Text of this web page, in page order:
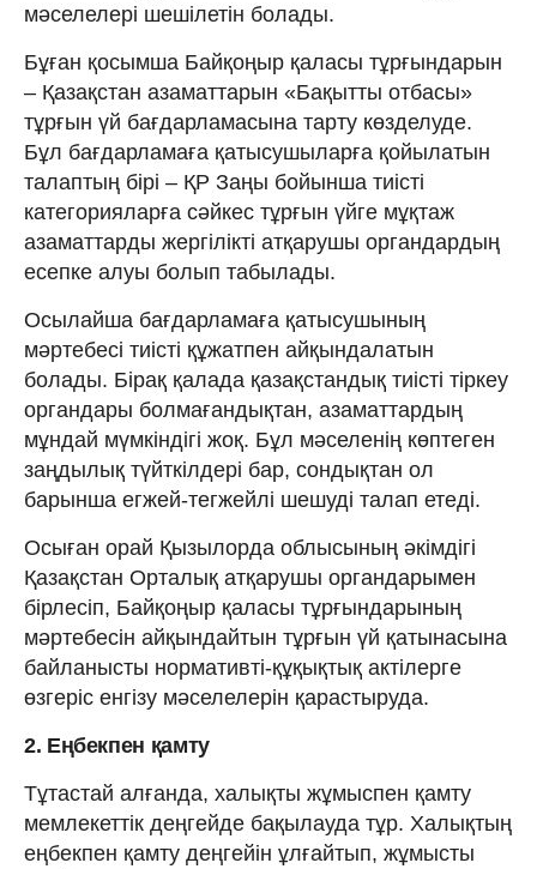
мәселелері шешілетін болады.
Бұған қосымша Байқоңыр қаласы тұрғындарын
– Қазақстан азаматтарын «Бақытты отбасы»
тұрғын үй бағдарламасына тарту көзделуде.
Бұл бағдарламаға қатысушыларға қойылатын
талаптың бірі – ҚР Заңы бойынша тиісті
категорияларға сәйкес тұрғын үйге мұқтаж
азаматтарды жергілікті атқарушы органдардың
есепке алуы болып табылады.
Осылайша бағдарламаға қатысушының
мәртебесі тиісті құжатпен айқындалатын
болады. Бірақ қалада қазақстандық тиісті тіркеу
органдары болмағандықтан, азаматтардың
мұндай мүм­кіндігі жоқ. Бұл мәселенің көптеген
заңдылық түйткілдері бар, сондықтан ол
барынша егжей-тегжейлі шешуді талап етеді.
Осыған орай Қызылорда облысының әкімдігі
Қазақстан Орталық атқарушы органдарымен
бірлесіп, Байқоңыр қаласы тұрғындарының
мәртебесін айқындайтын тұрғын үй қатынасына
байланысты нормативті-құқықтық актілерге
өзгеріс енгізу мәселелерін қарастыруда.
2. Еңбекпен қамту
Тұтастай алғанда, халықты жұмыспен қамту
мемлекеттік деңгейде бақылауда тұр. Халықтың
еңбекпен қамту деңгейін ұлғайтып, жұмысты